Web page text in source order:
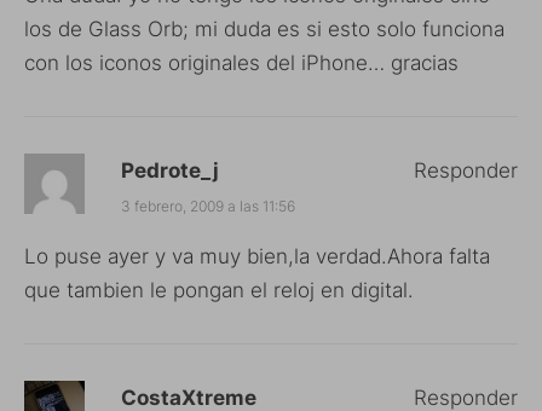
los de Glass Orb; mi duda es si esto solo funciona
con los iconos originales del iPhone… gracias
Pedrote_j
3 febrero, 2009 a las 11:56
Lo puse ayer y va muy bien,la verdad.Ahora falta
que tambien le pongan el reloj en digital.
Responder
CostaXtreme Responder